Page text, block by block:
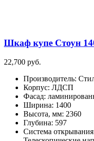
Шкаф купе Стоун
22,700 руб.
Производитель:
Корпус: ЛДСП
Фасад:
Ширина: 1400
Высота, мм: 2360
Глубина: 597
Система открывания